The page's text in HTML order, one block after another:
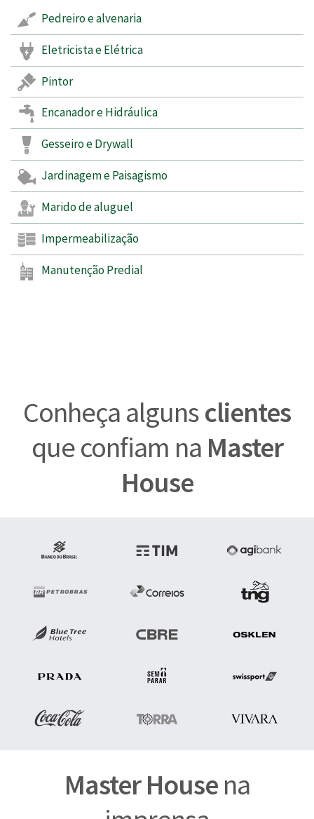
Pedreiro e alvenaria
Eletricista e Elétrica
Pintor
Encanador e Hidráulica
Gesseiro e Drywall
Jardinagem e Paisagismo
Marido de aluguel
Impermeabilização
Manutenção Predial
Conheça algunsclientes
que confiam na Master
House
Master Housena